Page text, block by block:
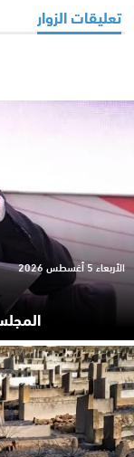
تعليقات الزوار
الأربعاء 5 أغسطس 2026